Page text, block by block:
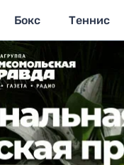
Бокс Теннис